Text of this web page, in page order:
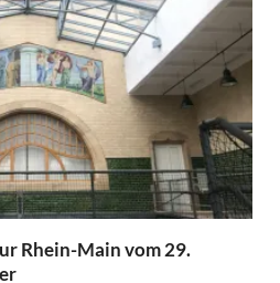
Rhein-Main vom 29.